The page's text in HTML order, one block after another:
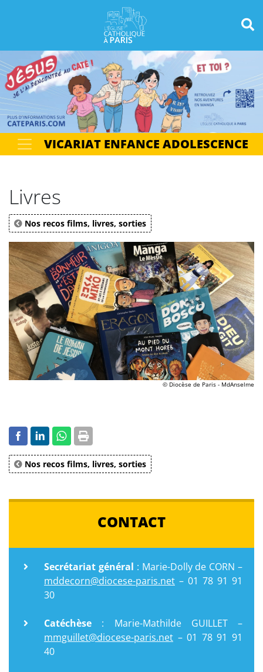
Votre recherche OK
VICARIAT ENFANCE ADOLESCENCE
Livres
Nos recos films, livres, sorties
© Diocèse de Paris - MdAnselme
Nos recos films, livres, sorties
CONTACT
Secrétariat général : Marie-Dolly de CORN –
mddecorn@diocese-paris.net – 01 78 91 91
30
Catéchèse : Marie-Mathilde GUILLET –
mmguillet@diocese-paris.net – 01 78 91 91
40
Panneau de gestion des cookies